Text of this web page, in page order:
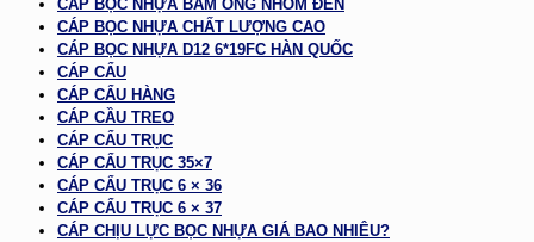
CÁP BỌC NHỰA BẤM ỐNG NHÔM ĐEN
CÁP BỌC NHỰA CHẤT LƯỢNG CAO
CÁP BỌC NHỰA D12 6*19FC HÀN QUỐC
CÁP CẨU
CÁP CẨU HÀNG
CÁP CẦU TREO
CÁP CẨU TRỤC
CÁP CẨU TRỤC 35×7
CÁP CẨU TRỤC 6 × 36
CÁP CẨU TRỤC 6 × 37
CÁP CHỊU LỰC BỌC NHỰA GIÁ BAO NHIÊU?